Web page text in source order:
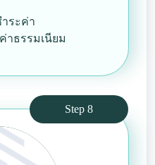
ระค่า
าธรรมเนียม
Step 8